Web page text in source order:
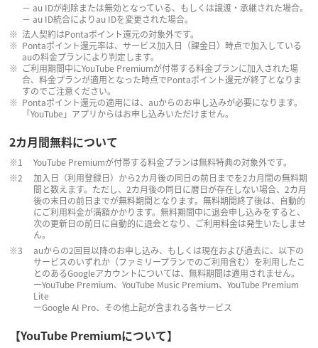
－ au IDが削除または無効となっている、もしくは譲渡・承継された場合。
－ au ID統合によりau IDを変更された場合。
法人契約はPontaポイント還元の対象外です。
Pontaポイント還元率は、サービス加入日（課金日）時点で加入している
auの料金プランにより判定します。
ご利用期間中にYouTube Premiumが付帯する料金プランに加入された場
合、料金プランが適用となった時点でPontaポイント還元が終了となりま
すのでご注意ください。
Pontaポイント還元の適用には、auからのお申し込みが必要になります。
「YouTube」アプリからはお申し込みいただけません。
2カ月間無料について
YouTube Premiumが付帯する料金プランは無料特典の対象外です。
加入日（利用登録日）から2カ月後の同日の前日までを2カ月間の無料期
間と数えます。ただし、2カ月後の同日に暦日が存在しない場合、2カ月
後の末日の前日までが無料期間となります。無料期間終了後は、自動的
にご利用料金が満額かかります。無料期間中に退会申し込みをすると、
次の更新日の前日に自動的に退会となり、ご利用料金は発生いたしませ
ん。
auからの2回目以降のお申し込み、もしくは現在および過去に、以下の
サービスのいずれか（ファミリープランでのご利用含む）を利用したこ
とのあるGoogleアカウントについては、無料期間は適用されません。
ーYouTube Premium、YouTube Music Premium、YouTube Premium
Lite
ーGoogle AI Pro、その他上記が含まれる各サービス
【YouTube Premiumについて】